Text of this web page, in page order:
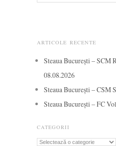
ARTICOLE RECENTE
Steaua București – SCM
08.08.2026
Steaua București – CSM
Steaua București – FC
CATEGORII
Categorii